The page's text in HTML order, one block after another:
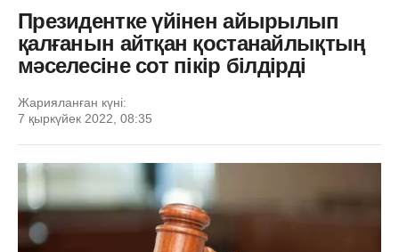
Президентке үйінен айырылып
қалғанын айтқан қостанайлықтың
мәселесіне сот пікір білдірді
Жарияланған күні:
7 қыркүйек 2022, 08:35